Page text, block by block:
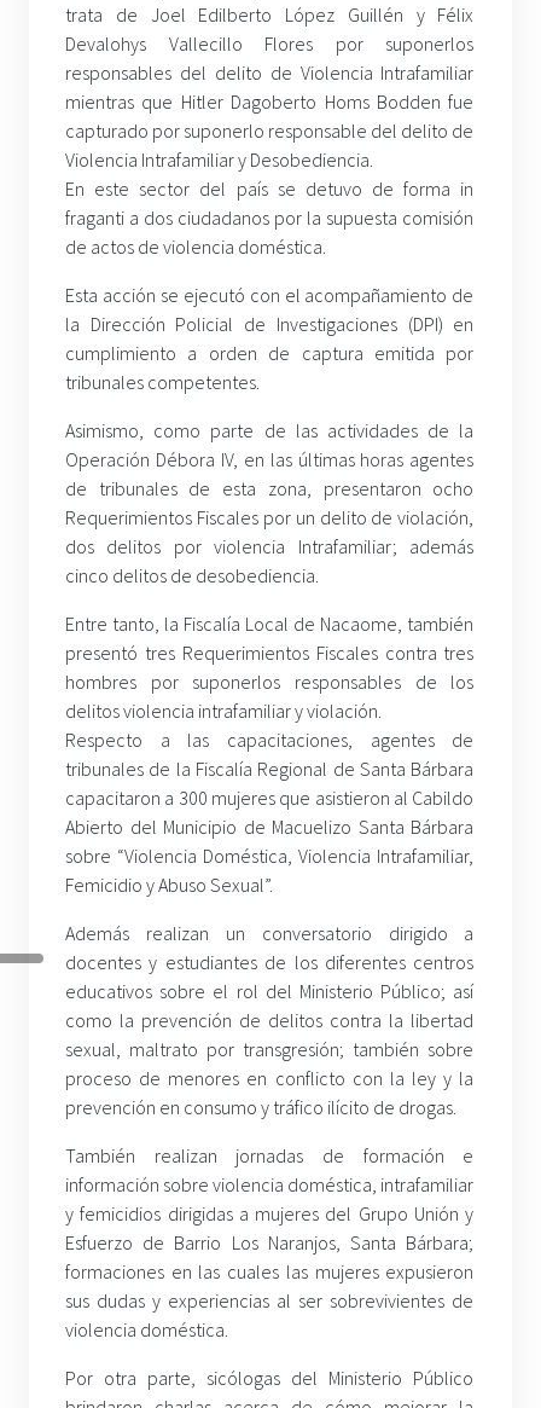
trata de Joel Edilberto López Guillén y Félix
Devalohys Vallecillo Flores por suponerlos
responsables del delito de Violencia Intrafamiliar
mientras que Hitler Dagoberto Homs Bodden fue
capturado por suponerlo responsable del delito de
Violencia Intrafamiliar y Desobediencia.
En este sector del país se detuvo de forma in
fraganti a dos ciudadanos por la supuesta comisión
de actos de violencia doméstica.
Esta acción se ejecutó con el acompañamiento de
la Dirección Policial de Investigaciones (DPI) en
cumplimiento a orden de captura emitida por
tribunales competentes.
Asimismo, como parte de las actividades de la
Operación Débora IV, en las últimas horas agentes
de tribunales de esta zona, presentaron ocho
Requerimientos Fiscales por un delito de violación,
dos delitos por violencia Intrafamiliar; además
cinco delitos de desobediencia.
Entre tanto, la Fiscalía Local de Nacaome, también
presentó tres Requerimientos Fiscales contra tres
hombres por suponerlos responsables de los
delitos violencia intrafamiliar y violación.
Respecto a las capacitaciones, agentes de
tribunales de la Fiscalía Regional de Santa Bárbara
capacitaron a 300 mujeres que asistieron al Cabildo
Abierto del Municipio de Macuelizo Santa Bárbara
sobre “Violencia Doméstica, Violencia Intrafamiliar,
Femicidio y Abuso Sexual”.
Además realizan un conversatorio dirigido a
docentes y estudiantes de los diferentes centros
educativos sobre el rol del Ministerio Público; así
como la prevención de delitos contra la libertad
sexual, maltrato por transgresión; también sobre
proceso de menores en conflicto con la ley y la
prevención en consumo y tráfico ilícito de drogas.
También realizan jornadas de formación e
información sobre violencia doméstica, intrafamiliar
y femicidios dirigidas a mujeres del Grupo Unión y
Esfuerzo de Barrio Los Naranjos, Santa Bárbara;
formaciones en las cuales las mujeres expusieron
sus dudas y experiencias al ser sobrevivientes de
violencia doméstica.
Por otra parte, sicólogas del Ministerio Público